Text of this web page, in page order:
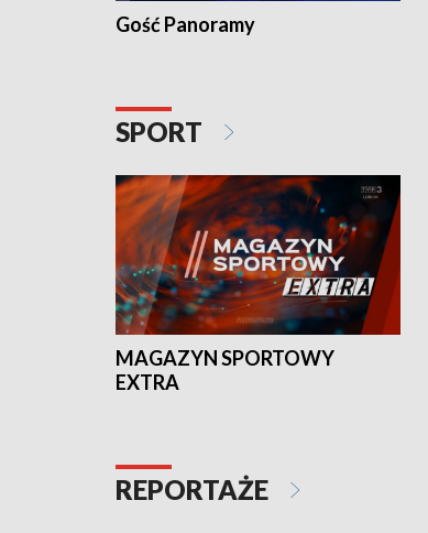
Gość Panoramy
SPORT
MAGAZYN SPORTOWY
EXTRA
REPORTAŻE